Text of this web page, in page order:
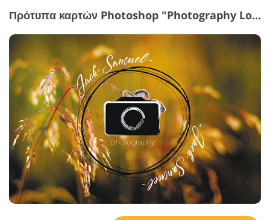
Πρότυπα καρτών Photoshop "Photography Logo"